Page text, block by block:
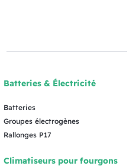
Batteries & Électricité
Batteries
Groupes électrogènes
Rallonges P17
Climatiseurs pour fourgons